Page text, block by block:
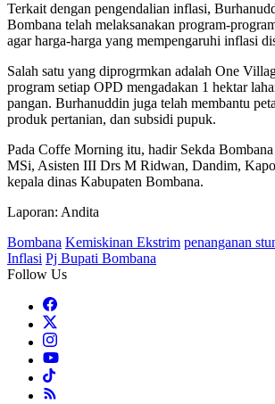
Terkait dengan pengendalian inflasi,
Bombana telah melaksanakan program-
agar harga-harga yang mempengaruhi inflasi
Salah satu yang diprogrmkan adalah One
program setiap OPD mengadakan 1 hektar
pangan. Burhanuddin juga telah membantu
produk pertanian, dan subsidi pupuk.
Pada Coffe Morning itu, hadir Sekda
MSi, Asisten III Drs M Ridwan, Dandim,
kepala dinas Kabupaten Bombana.
Laporan: Andita
Bombana Kemiskinan Ekstrim penanganan
Inflasi Pj Bupati Bombana
Follow Us